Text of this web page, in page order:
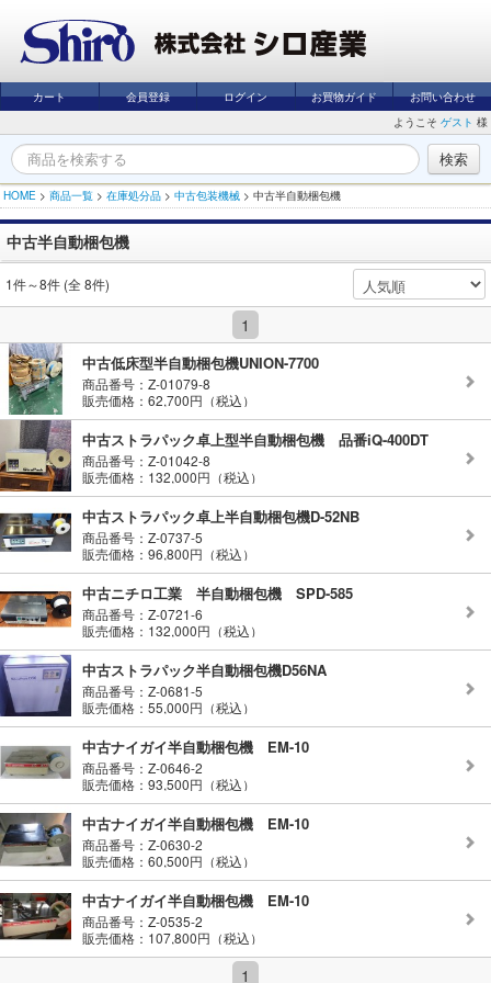
カート 会員登録 ログイン お買物ガイド
お問い合わせ
ようこそ ゲスト 様
HOME > 商品一覧 > 在庫処分品 > 中古包装機械 > 中古半自動梱包機
中古半自動梱包機
1件～8件 (全 8件)
1
中古低床型半自動梱包機UNION-7700
商品番号：Z-01079-8
販売価格：62,700円（税込）
中古ストラパック卓上型半自動梱包機 品番iQ-400DT
商品番号：Z-01042-8
販売価格：132,000円（税込）
中古ストラパック卓上半自動梱包機D-52NB
商品番号：Z-0737-5
販売価格：96,800円（税込）
中古ニチロ工業 半自動梱包機 SPD-585
商品番号：Z-0721-6
販売価格：132,000円（税込）
中古ストラパック半自動梱包機D56NA
商品番号：Z-0681-5
販売価格：55,000円（税込）
中古ナイガイ半自動梱包機 EM-10
商品番号：Z-0646-2
販売価格：93,500円（税込）
中古ナイガイ半自動梱包機 EM-10
商品番号：Z-0630-2
販売価格：60,500円（税込）
中古ナイガイ半自動梱包機 EM-10
商品番号：Z-0535-2
販売価格：107,800円（税込）
1